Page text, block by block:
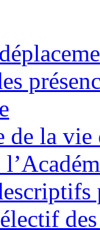
de la vie